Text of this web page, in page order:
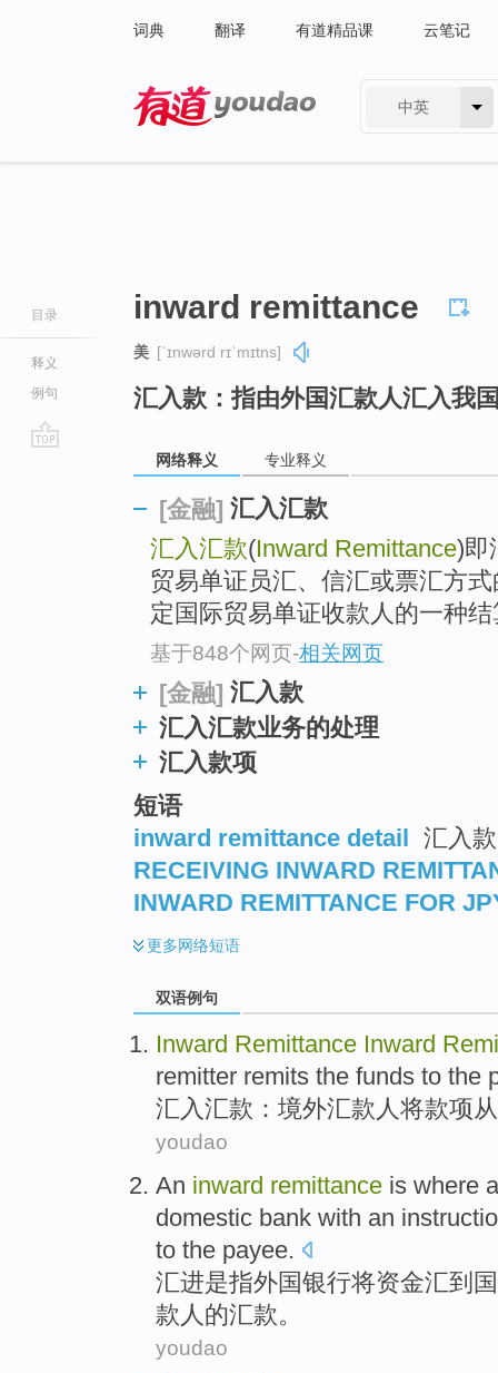
词典 翻译 有道精品课 云笔记
中英
目录
释义
例句
inward remittance
美 [ˈɪnwərd rɪˈmɪtns]
汇入款：指由外国汇款人汇入我
网络释义 专业释义
[金融] 汇入汇款
汇入汇款(Inward Remittance)即
贸易单证员汇、信汇或票汇方
定国际贸易单证收款人的一种
基于848个网页-相关网页
[金融] 汇入款
汇入汇款业务的处理
汇入款项
短语
inward remittance detail 汇入款
RECEIVING INWARD
INWARD REMITTANCE FOR
更多网络短语
双语例句
Inward Remittance Inward
remitter remits the funds to the
汇入汇款 ： 境外汇款人将款项
youdao
An inward remittance is where
domestic bank with an
to the payee.
汇进是指外国银行将资金汇到
款人的汇款。
youdao